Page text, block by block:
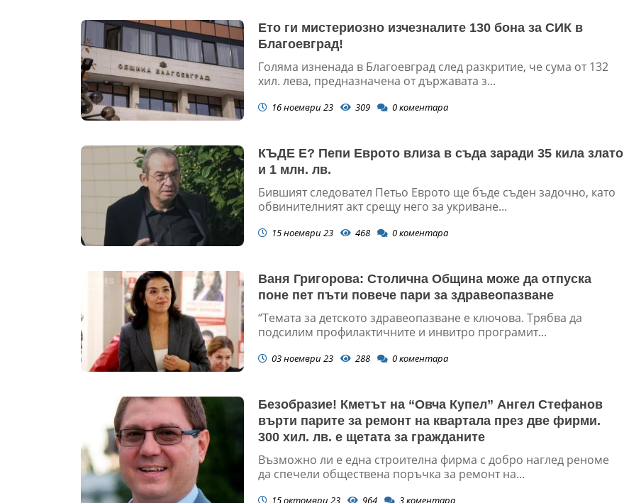
Ето ги мистериозно изчезналите 130 бона за СИК в
Благоевград!
Голяма изненада в Благоевград след разкритие, че сума от 132
хил. лева, предназначена от държавата з...
16 ноември 23 309 0коментара
КЪДЕ Е? Пепи Еврото влиза в съда заради 35 кила злато
и 1 млн. лв.
Бившият следовател Петьо Еврото ще бъде съден задочно, като
обвинителният акт срещу него за укриване...
15 ноември 23 468 0коментара
Ваня Григорова: Столична Община може да отпуска
поне пет пъти повече пари за здравеопазване
“Темата за детското здравеопазване е ключова. Трябва да
подсилим профилактичните и инвитро програмит...
03 ноември 23 288 0коментара
Безобразие! Кметът на “Овча Купел” Ангел Стефанов
върти парите за ремонт на квартала през две фирми.
300 хил. лв. е щетата за гражданите
Възможно ли е една строителна фирма с добро наглед реноме
да спечели обществена поръчка за ремонт на...